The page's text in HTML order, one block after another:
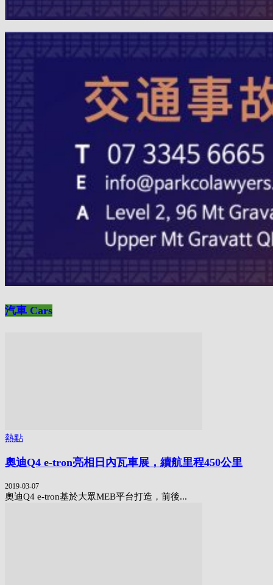
汽車 Cars
熱點
奧迪Q4 e-tron亮相日內瓦車展，續航里程450公里
2019-03-07
奧迪Q4 e-tron基於大眾MEB平台打造，前後...